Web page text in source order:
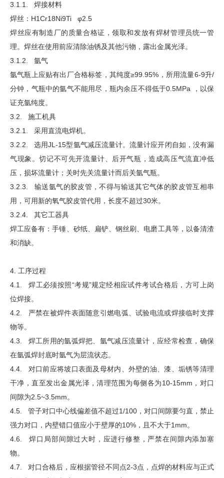
3.1.1. 焊接材料
焊丝：H1Cr18Ni9Ti φ2.5
焊丝应有制造厂的质量合格证，领取和发放有焊材管理员统一管
理。焊丝在使用前应清除油锈及其他污物，露出金属光泽。
3.1.2. 氩气
氩气瓶上应贴有出厂合格标签，其纯度≥99.95%，所用流量6-9升/
分钟，气瓶中的氩气不能用尽，瓶内余压不得低于0.5MPa ，以保
证充氩纯度。
3.2. 施工机具
3.2.1. 采用直流电焊机。
3.2.2. 选用JL-15型氩气减压流量计。流量计应开闭自如，没有漏
气现象。切记不可先开流量计、后开气瓶，造成高压气流直冲低
压，损坏流量计；关时先关流量计而后关氩气瓶。
3.2.3. 输送氩气的胶皮管，不得与输送其它气体的胶皮管互相串
用，可用新的氧气胶皮管代用，长度不超过30米。
3.2.4. 其它工器具
焊工应备有：手锤、砂纸、扁铲、钢丝刷、电磨工具等，以备清渣
和消缺。
4. 工序过程
4.1. 焊工必须按照“考规”规定经相应试件考试合格后，方可上岗
位焊接。
4.2. 严禁在被焊件表面随意引燃电弧、试验电流或焊接临时支撑
物等。
4.3. 焊工所用的氩弧焊把、氩气减压流量计，应经常检查，确保
在氩弧焊封底时氩气为层流状态。
4.4. 对口前应将坡口表面及母材内、外壁的油、漆、垢锈等清理
干净，直至发出金属光泽，清理范围为每侧各为10-15mm，对口
间隙为2.5~3.5mm。
4.5. 管子对口中心线偏差值不超过1/100，对口间隙要匀直，禁止
强力对口，内壁错口值应小于壁厚的10%，且不大于1mm。
4.6. 焊口局部间隙过大时，应进行修整，严禁在间隙内添加塞
物。
4.7. 对口合格后，应根据管径不同点2-3点，点焊的材料应与正式